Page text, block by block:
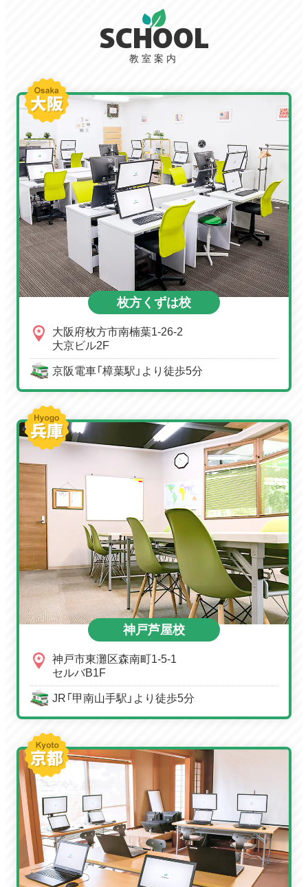
SCHOOL
教室案内
枚方くずは校
大阪府枚方市南楠葉1-26-2
大京ビル2F
京阪電車「樟葉駅」より徒歩5分
神戸芦屋校
神戸市東灘区森南町1-5-1
セルバB1F
JR「甲南山手駅」より徒歩5分